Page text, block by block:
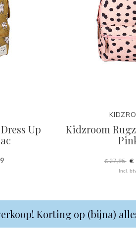
Up
Kidzroom
€ 27,95 €
Incl.
Korting op (bijna)